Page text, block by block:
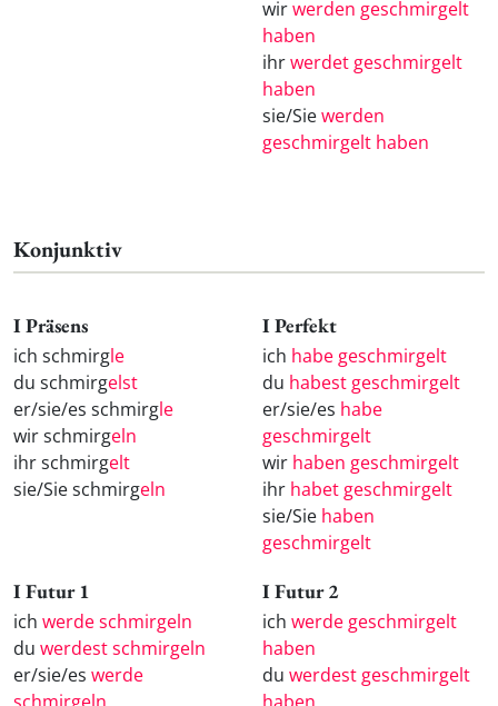
wirwerden geschmirgelt
haben
ihrwerdet geschmirgelt
haben
sie/Siewerden
geschmirgelt haben
Konjunktiv
I Präsens
ich schmirgle
du schmirgelst
er/sie/es schmirgle
wir schmirgeln
ihr schmirgelt
sie/Sie schmirgeln
I Perfekt
ich habe geschmirgelt
du habest geschmirgelt
er/sie/es habe
geschmirgelt
wir haben geschmirgelt
ihr habet geschmirgelt
sie/Sie haben
geschmirgelt
I Futur 1
ich werde schmirgeln
du werdest schmirgeln
er/sie/es werde
I Futur 2
ich werde geschmirgelt
haben
du werdest geschmirgelt